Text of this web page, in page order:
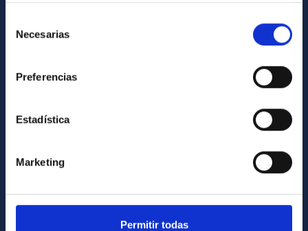
Necesarias
Preferencias
Estadística
Marketing
Permitir todas
Library
Legislation
Gender equality and diversity
Environment and Sustainability